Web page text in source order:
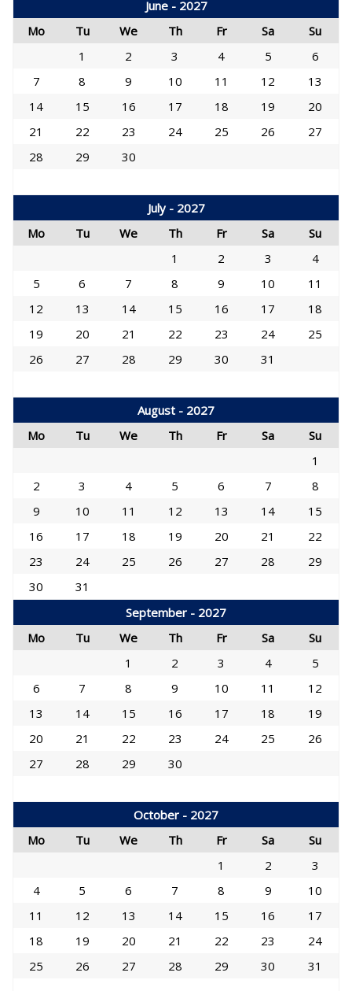
June - 2027
Mo
Tu We Th Fr Sa
Su
1
2 3 4 5
6
7
8 9 10 11 12
13
14
15 16 17 18 19
20
21
22 23 24 25 26
27
28
29 30
July - 2027
Mo
Tu We Th Fr Sa
Su
1
2 3
4
5
6 7 8 9 10
11
12
13 14 15 16 17
18
19
20 21 22 23 24
25
26
27 28 29 30 31
August - 2027
Mo
Tu We Th Fr Sa
Su
1
2
3 4 5 6 7
8
9
10 11 12 13 14
15
16
17 18 19 20 21
22
23
24 25 26 27 28
29
30
31
September - 2027
Mo
Tu We Th Fr Sa
Su
1
2 3 4
5
6
7 8 9 10 11
12
13
14 15 16 17 18
19
20
21 22 23 24 25
26
27
28 29 30
October - 2027
Mo
Tu We Th Fr Sa
Su
1
2
3
4
5 6 7 8 9
10
11
12 13 14 15 16
17
18
19 20 21 22 23
24
25
26 27 28 29 30 31